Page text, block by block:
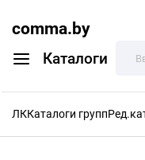
comma.by
Каталоги
ЛККаталоги групп